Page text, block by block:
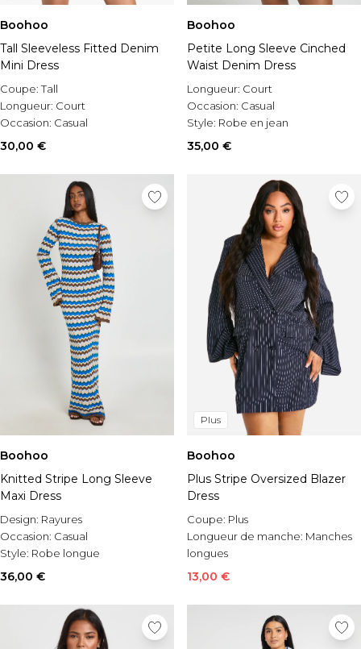
Boohoo
Tall Sleeveless Fitted Denim
Mini Dress
Coupe:Tall
Longueur: Court
Occasion: Casual
30,00 €
Boohoo
Petite Long Sleeve Cinched
Waist Denim Dress
Longueur: Court
Occasion: Casual
Style: Robe en jean
35,00 €
Boohoo
Knitted Stripe Long Sleeve
Maxi Dress
Design: Rayures
Occasion: Casual
Style: Robe longue
36,00 €
Plus
Boohoo
Plus Stripe Oversized Blazer
Dress
Coupe: Plus
Longueur de manche: Manches
longues
Occasion:
13,00 €